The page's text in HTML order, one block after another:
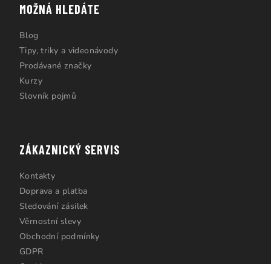
MOŽNÁ HLEDÁTE
Blog
Tipy, triky a videonávody
Prodávané značky
Kurzy
Slovník pojmů
ZÁKAZNICKÝ SERVIS
Kontakty
Doprava a platba
Sledování zásilek
Věrnostní slevy
Obchodní podmínky
GDPR